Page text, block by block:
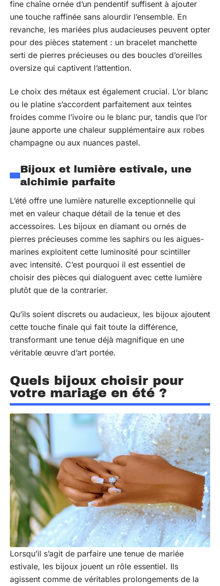
fine chaîne ornée d’un pendentif suffisent à ajouter
une touche raffinée sans alourdir l’ensemble. En
revanche, les mariées plus audacieuses peuvent opter
pour des pièces statement : un bracelet manchette
serti de pierres précieuses ou des boucles d’oreilles
oversize qui captivent l’attention.
Le choix des métaux est également crucial. L’or blanc
ou le platine s’accordent parfaitement aux teintes
froides comme l’ivoire ou le blanc pur, tandis que l’or
jaune apporte une chaleur supplémentaire aux robes
champagne ou aux nuances pastel.
Bijoux et lumière estivale, une
alchimie parfaite
L’été offre une lumière naturelle exceptionnelle qui
met en valeur chaque détail de la tenue et des
accessoires. Les bijoux en diamant ou ornés de
pierres précieuses comme les saphirs ou les aigues-
marines exploitent cette luminosité pour scintiller
avec intensité. C’est pourquoi il est essentiel de
choisir des pièces qui dialoguent avec cette lumière
plutôt que de la contrarier.
Qu’ils soient discrets ou audacieux, les bijoux ajoutent
cette touche finale qui fait toute la différence,
transformant une tenue déjà magnifique en une
véritable œuvre d’art portée.
Quels bijoux choisir pour
votre mariage en été ?
Lorsqu’il s’agit de parfaire une tenue de mariée
estivale, les bijoux jouent un rôle essentiel. Ils
agissent comme de véritables prolongements de la